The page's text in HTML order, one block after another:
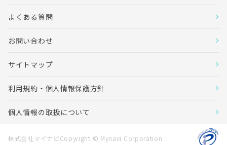
よくある質問
お問い合わせ
サイトマップ
利用規約・個人情報保護方針
個人情報の取扱について
株式会社マイナビCopyright © Mynavi Corporation